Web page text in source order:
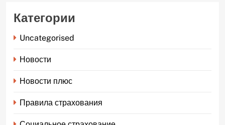
Категории
Uncategorised
Новости
Новости плюс
Правила страхования